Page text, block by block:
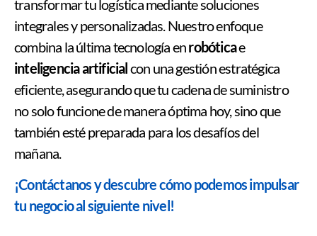
transformar tu logística mediante soluciones
integrales y personalizadas. Nuestro enfoque
combina la última tecnología enrobóticae
inteligencia artificialcon una gestión estratégica
eficiente, asegurando que tu cadena de suministro
no solo funcione de manera óptima hoy, sino que
también esté preparada para los desafíos del
mañana.
¡Contáctanos y descubre cómo podemos impulsar
tu negocio al siguiente nivel!